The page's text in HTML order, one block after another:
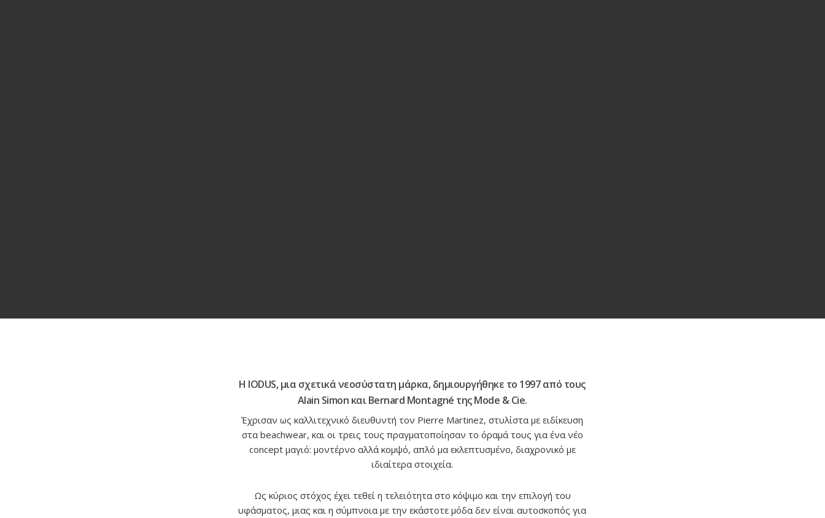
Η IODUS, μια σχετικά νεοσύστατη μάρκα, δημιουργήθηκε το 1997 από τους
Alain Simon και Bernard Montagné της Mode & Cie.
Έχρισαν ως καλλιτεχνικό διευθυντή τον Pierre Martinez, στυλίστα με ειδίκευση
στα beachwear, και οι τρεις τους πραγματοποίησαν το όραμά τους για ένα νέο
concept μαγιό: μοντέρνο αλλά κομψό, απλό μα εκλεπτυσμένο, διαχρονικό με
ιδιαίτερα στοιχεία.
Ως κύριος στόχος έχει τεθεί η τελειότητα στο κόψιμο και την επιλογή του
υφάσματος, μιας και η σύμπνοια με την εκάστοτε μόδα δεν είναι αυτοσκοπός για